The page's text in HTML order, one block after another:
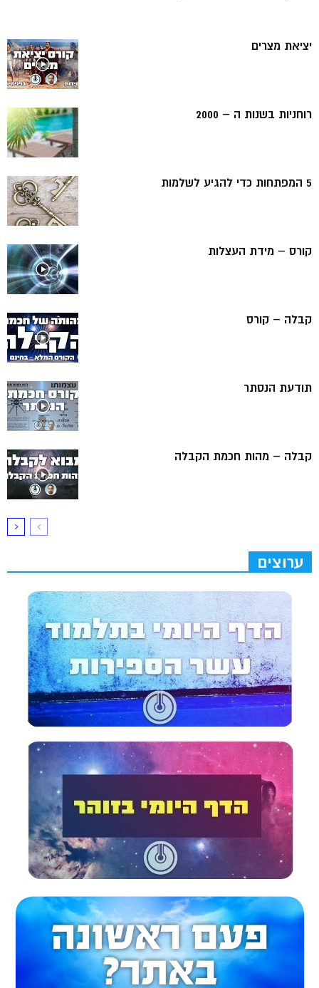
יציאת מצרים
רוחניות בשנות ה – 2000
5 המפתחות כדי להגיע לשלמות
קורס – מידת העצלות
קבלה – קורס
תודעת הנסתר
קבלה – מהות חכמת הקבלה
ערוצים